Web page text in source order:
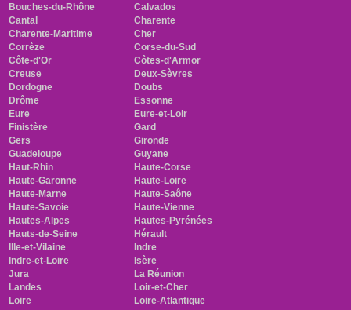
Bouches-du-Rhône
Calvados
Cantal
Charente
Charente-Maritime
Cher
Corrèze
Corse-du-Sud
Côte-d'Or
Côtes-d'Armor
Creuse
Deux-Sèvres
Dordogne
Doubs
Drôme
Essonne
Eure
Eure-et-Loir
Finistère
Gard
Gers
Gironde
Guadeloupe
Guyane
Haut-Rhin
Haute-Corse
Haute-Garonne
Haute-Loire
Haute-Marne
Haute-Saône
Haute-Savoie
Haute-Vienne
Hautes-Alpes
Hautes-Pyrénées
Hauts-de-Seine
Hérault
Ille-et-Vilaine
Indre
Indre-et-Loire
Isère
Jura
La Réunion
Landes
Loir-et-Cher
Loire
Loire-Atlantique